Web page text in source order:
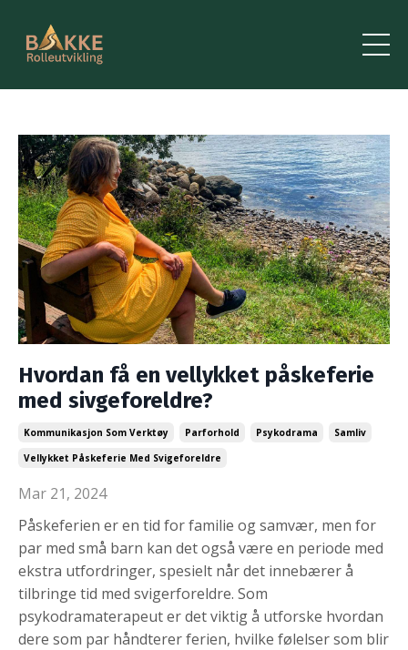
Hvordan få en vellykket påskeferie
med sivgeforeldre?
Kommunikasjon Som Verktøy Parforhold Psykodrama
Samliv
Vellykket Påskeferie Med Svigeforeldre
Mar 21, 2024
Påskeferien er en tid for familie og samvær, men for
par med små barn kan det også være en periode med
ekstra utfordringer, spesielt når det innebærer å
tilbringe tid med svigerforeldre. Som
psykodramaterapeut er det viktig å utforske hvordan
dere som par håndterer ferien, hvilke følelser som blir